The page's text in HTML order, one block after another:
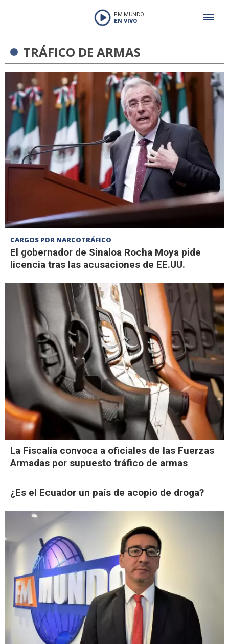
FM MUNDO
EN VIVO
TRÁFICO DE ARMAS
CARGOS POR NARCOTRÁFICO
El gobernador de Sinaloa Rocha Moya pide
licencia tras las acusaciones de EE.UU.
La Fiscalía convoca a oficiales de las Fuerzas
Armadas por supuesto tráfico de armas
¿Es el Ecuador un país de acopio de droga?